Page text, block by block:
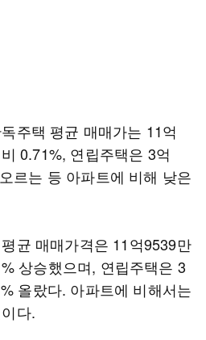
주택 평균 매매가는 11억
0.71%, 연립주택은 3억
르는 등 아파트에 비해 낮은
균 매매가격은 11억9539만
상승했으며, 연립주택은 3
올랐다. 아파트에 비해서는
다.